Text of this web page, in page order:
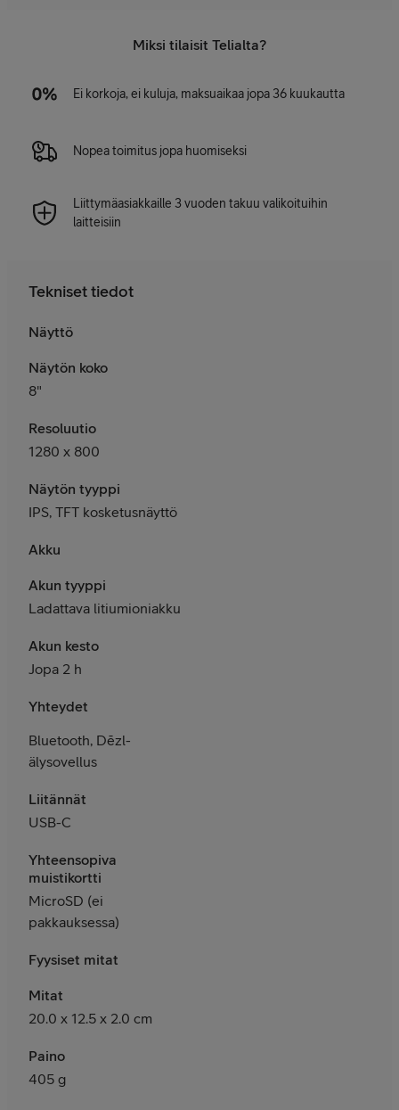
Miksi tilaisit Telialta?
Ei korkoja, ei kuluja, maksuaikaa jopa 36 kuukautta
Nopea toimitus jopa huomiseksi
Liittymäasiakkaille 3 vuoden takuu valikoituihin
laitteisiin
Tekniset tiedot
Näyttö
Näytön koko
8"
Resoluutio
1280 x 800
Näytön tyyppi
IPS, TFT kosketusnäyttö
Akku
Akun tyyppi
Ladattava litiumioniakku
Akun kesto
Jopa 2 h
Yhteydet
Bluetooth, Dēzl-
älysovellus
Liitännät
USB-C
Yhteensopiva
muistikortti
MicroSD (ei
pakkauksessa)
Fyysiset mitat
Mitat
20.0 x 12.5 x 2.0 cm
Paino
405 g